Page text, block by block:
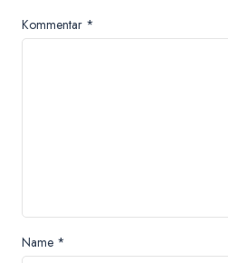
Kommentar *
Name *